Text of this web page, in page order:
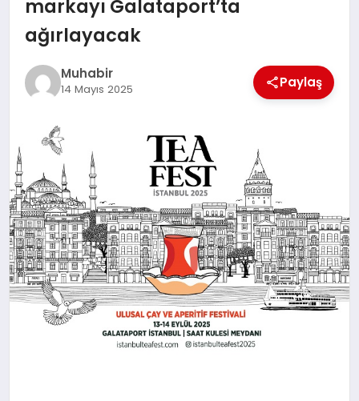
SPOR
TEKNOLOJI
MAGAZIN
EGITIM
YAŞAM
markayı Galataport’ta
ağırlayacak
Muhabir
14 Mayıs 2025 Paylaş